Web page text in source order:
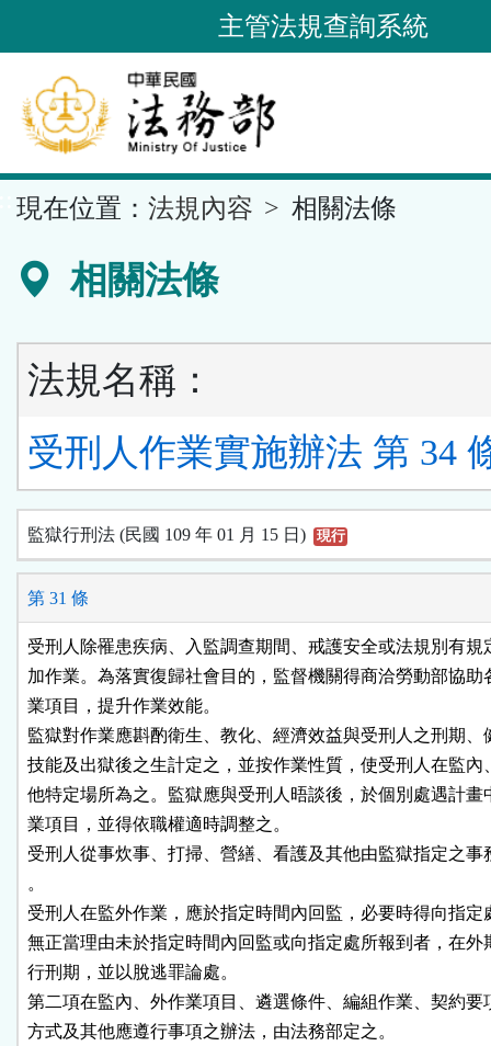
到
要
內
容
區
主管法規查詢系統
現在位置： 法規內容 相關法條
相關法條
法規名稱：
受刑人作業實施辦法 第 34
監獄行刑法 (民國 109 年 01 月 15 日) 現行
第 31 條
受刑人除罹患疾病、入監調查期間、戒護安全或法規別有規
加作業。為落實復歸社會目的，監督機關得商洽勞動部協助
業項目，提升作業效能。
監獄對作業應斟酌衛生、教化、經濟效益與受刑人之刑期、
技能及出獄後之生計定之，並按作業性質，使受刑人在監內
他特定場所為之。監獄應與受刑人晤談後，於個別處遇計畫
業項目，並得依職權適時調整之。
受刑人從事炊事、打掃、營繕、看護及其他由監獄指定之事
。
受刑人在監外作業，應於指定時間內回監，必要時得向指定
無正當理由未於指定時間內回監或向指定處所報到者，在外
行刑期，並以脫逃罪論處。
第二項在監內、外作業項目、遴選條件、編組作業、契約要
方式及其他應遵行事項之辦法，由法務部定之。